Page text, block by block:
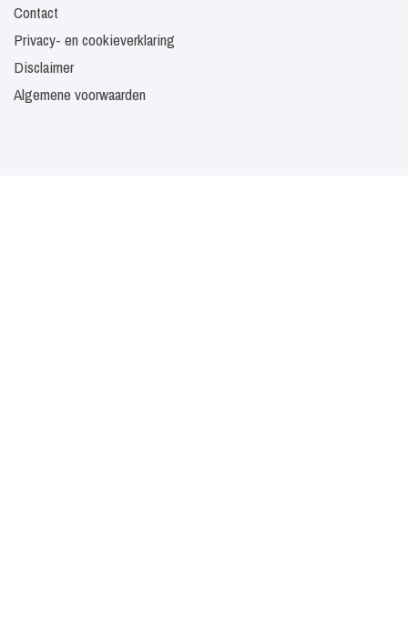
Contact
Privacy- en cookieverklaring
Disclaimer
Algemene voorwaarden